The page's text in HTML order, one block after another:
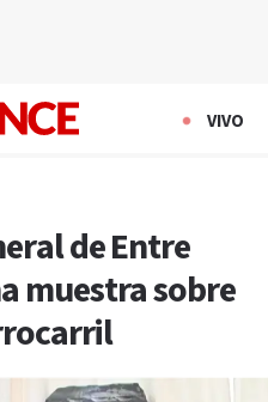
VIVO
de Entre
muestra sobre